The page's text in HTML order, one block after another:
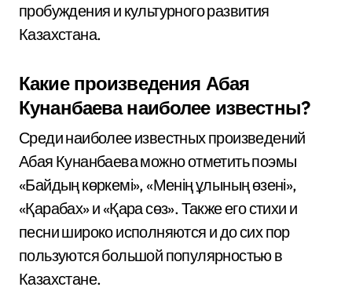
пробуждения и культурного развития
Казахстана.
Какие произведения Абая
Кунанбаева наиболее известны?
Среди наиболее известных произведений
Абая Кунанбаева можно отметить поэмы
«Байдың көркемі», «Менің ұлының өзені»,
«Қарабах» и «Қара сөз». Также его стихи и
песни широко исполняются и до сих пор
пользуются большой популярностью в
Казахстане.